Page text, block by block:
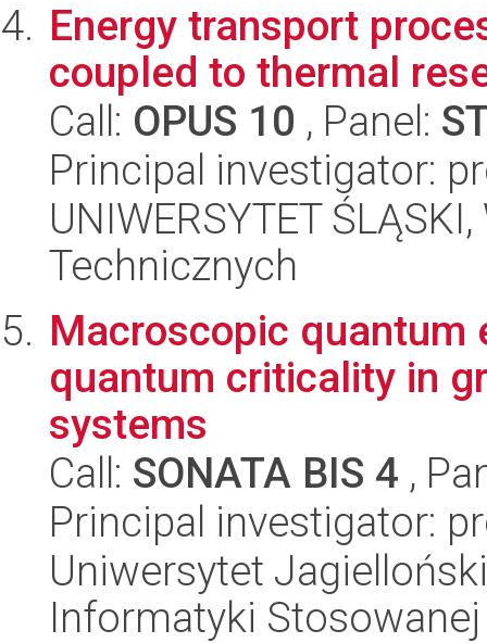
Energy transport
coupled to thermal
Call: OPUS 10 , Panel:
Principal investigator:
UNIWERSYTET
Technicznych
Macroscopic quantum
quantum criticality in
systems
Call: SONATA BIS 4 ,
Principal investigator:
Uniwersytet
Informatyki Stosowanej